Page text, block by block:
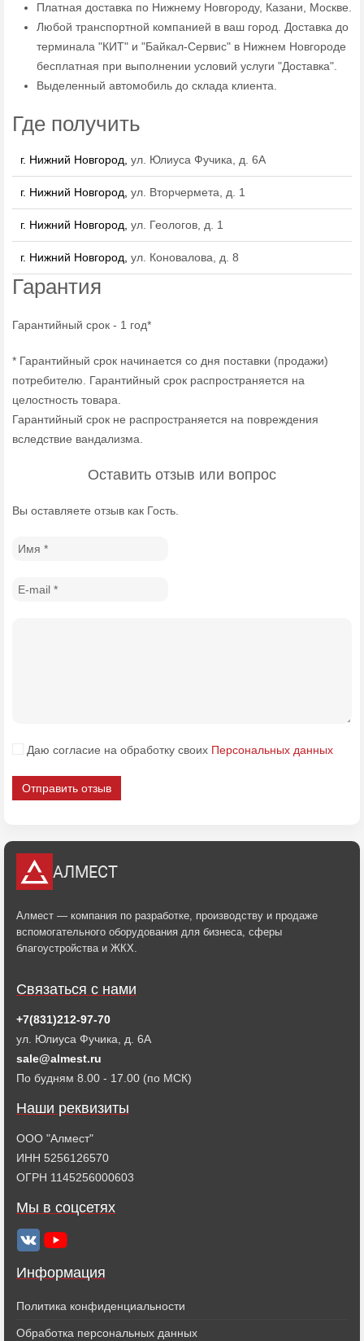
Платная доставка по Нижнему Новгороду, Казани, Москве.
Любой транспортной компанией в ваш город. Доставка до
терминала "КИТ" и "Байкал-Сервис" в Нижнем Новгороде
бесплатная при выполнении условий услуги "Доставка".
Выделенный автомобиль до склада клиента.
Где получить
г. Нижний Новгород, ул. Юлиуса Фучика, д. 6А
г. Нижний Новгород, ул. Вторчермета, д. 1
г. Нижний Новгород, ул. Геологов, д. 1
г. Нижний Новгород, ул. Коновалова, д. 8
Гарантия
Гарантийный срок - 1 год*
* Гарантийный срок начинается со дня поставки (продажи)
потребителю. Гарантийный срок распространяется на
целостность товара.
Гарантийный срок не распространяется на повреждения
вследствие вандализма.
Оставить отзыв или вопрос
Вы оставляете отзыв как Гость.
Даю согласие на обработку своих Персональных данных
Отправить отзыв
АЛМЕСТ
Алмест — компания по разработке, производству и продаже
вспомогательного оборудования для бизнеса, сферы
благоустройства и ЖКХ.
Информация
Политика конфиденциальности
Обработка персональных данных
Связаться с нами
+7(831)212-97-70
ул. Юлиуса Фучика, д. 6А
sale@almest.ru
По будням 8.00 - 17.00 (по МСК)
Наши реквизиты
ООО "Алмест"
ИНН 5256126570
ОГРН 1145256000603
Мы в соцсетях